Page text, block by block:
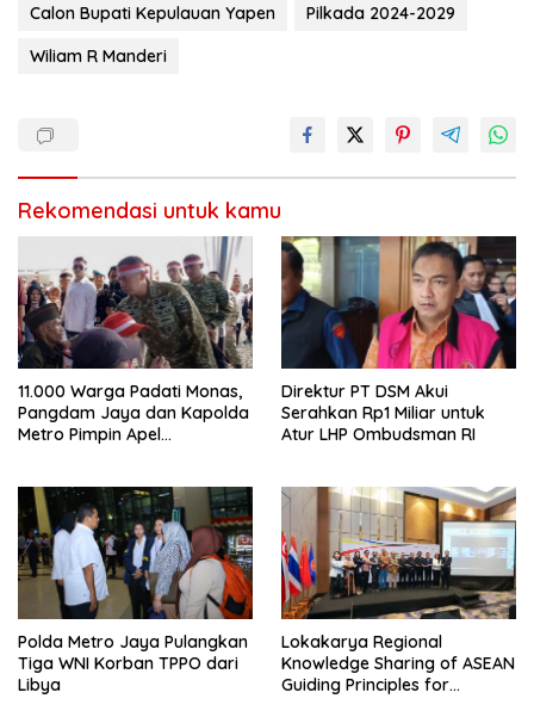
Calon Bupati Kepulauan Yapen
Pilkada 2024-2029
Wiliam R Manderi
Rekomendasi untuk kamu
11.000 Warga Padati Monas,
Pangdam Jaya dan Kapolda
Metro Pimpin Apel
Direktur PT DSM Akui
Serahkan Rp1 Miliar untuk
Atur LHP Ombudsman RI
Polda Metro Jaya Pulangkan
Tiga WNI Korban TPPO dari
Libya
Lokakarya Regional
Knowledge Sharing of ASEAN
Guiding Principles for